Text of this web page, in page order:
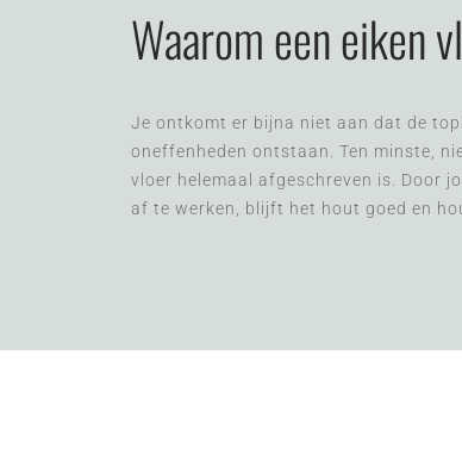
Waarom een eiken
Je ontkomt er bijna niet aan dat de
oneffenheden ontstaan. Ten minste,
vloer helemaal afgeschreven is. Door
af te werken, blijft het hout goed en